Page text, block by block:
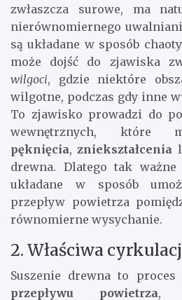
zwłaszcza surowe, ma
nierównomiernego
są układane w sposób
może dojść do zjawiska
wilgoci, gdzie niektóre
wilgotne, podczas gdy inne
To zjawisko prowadzi do
wewnętrznych, które
pęknięcia,zniekształcenia
drewna. Dlatego tak
układane w sposób
przepływ powietrza
równomierne wysychanie.
2. Właściwa
Suszenie drewna to proces
przepływu powietrza,